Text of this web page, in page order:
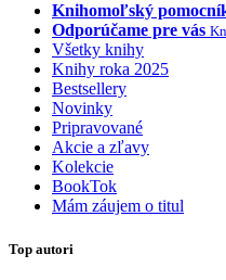
Knihomoľský
Odporúčame pre vás
Všetky knihy
Knihy roka 2025
Bestsellery
Novinky
Pripravované
Akcie a zľavy
Kolekcie
BookTok
Mám záujem o titul
Top autori